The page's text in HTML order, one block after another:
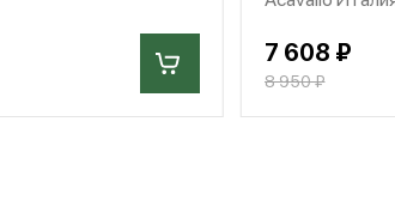
7 608 ₽
8 950 ₽